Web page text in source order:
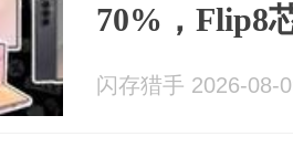
70%，Flip8
闪存猎手 2026-08-